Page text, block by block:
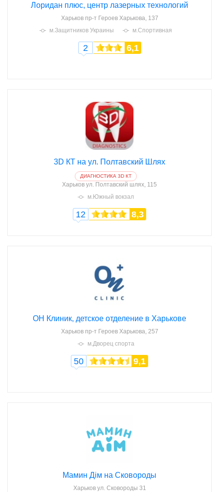
Лоридан плюс, центр лазерных технологий
Харьков пр-т Героев Харькова, 137
м.Защитников Украины
м.Спортивная
2 6,1
3D КТ на ул. Полтавский Шлях
ДИАГНОСТИКА 3D КТ
Харьков ул. Полтавский шлях, 115
м.Южный вокзал
12 8,3
ОН Клиник, детское отделение в Харькове
Харьков пр-т Героев Харькова, 257
м.Дворец спорта
50 9,1
Мамин Дім на Сковороды
Харьков ул. Сковороды 31